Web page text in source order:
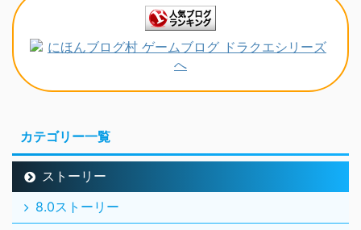
カテゴリー一覧
ストーリー
8.0ストーリー